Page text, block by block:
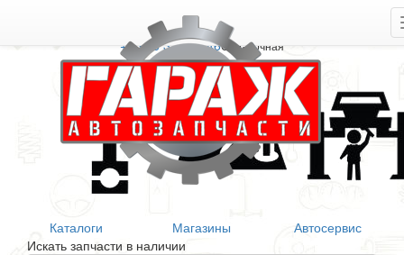
+7 906 377 46 46Справочная
Каталоги Магазины
Автосервис
Искать запчасти в наличии